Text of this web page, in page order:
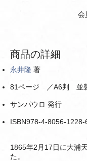
会
商品の詳細
永井隆 著
81ページ ／A6判 並製
サンパウロ 発行
ISBN978-4-8056-
1865年2月17日に大浦
た。